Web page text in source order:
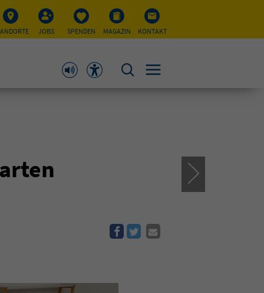
JOBS SPENDEN MAGAZIN KONTAKT